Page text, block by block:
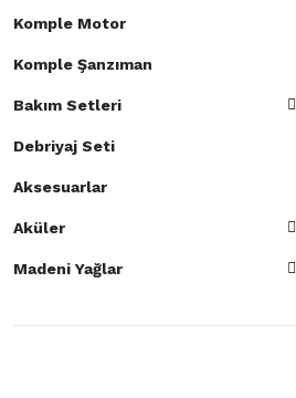
Komple Motor
Komple Şanzıman
Bakım Setleri
Debriyaj Seti
Aksesuarlar
Aküler
Madeni Yağlar